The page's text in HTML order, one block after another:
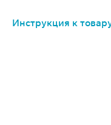
Инструкция к